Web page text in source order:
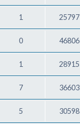
1 25797
0 46806
1 28915
7 36603
5 30598